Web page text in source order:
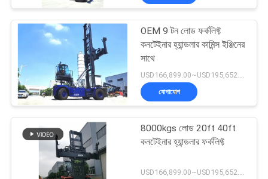
কনটেইনার রিচ স্ট্যাকার
খালি কনটেইনার হ্যান্ডলার
39
OEM 9 টন লোড ফর্কলিফ্ট
কনটেইনার হ্যান্ডলার কামিন্স ইঞ্জিনের
সাথে
USD166,899.00~USD195,652.00 / unit MOQ:1 একক
যোগাযোগ
8000kgs লোড 20ft 40ft
কনটেইনার হ্যান্ডলার ফর্কলিফ্ট